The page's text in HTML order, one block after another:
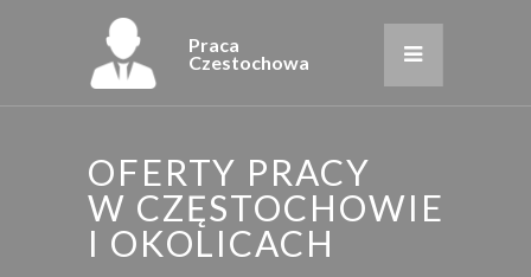
Praca
Czestochowa
OFERTY PRACY
W CZĘSTOCHOWIE
I OKOLICACH